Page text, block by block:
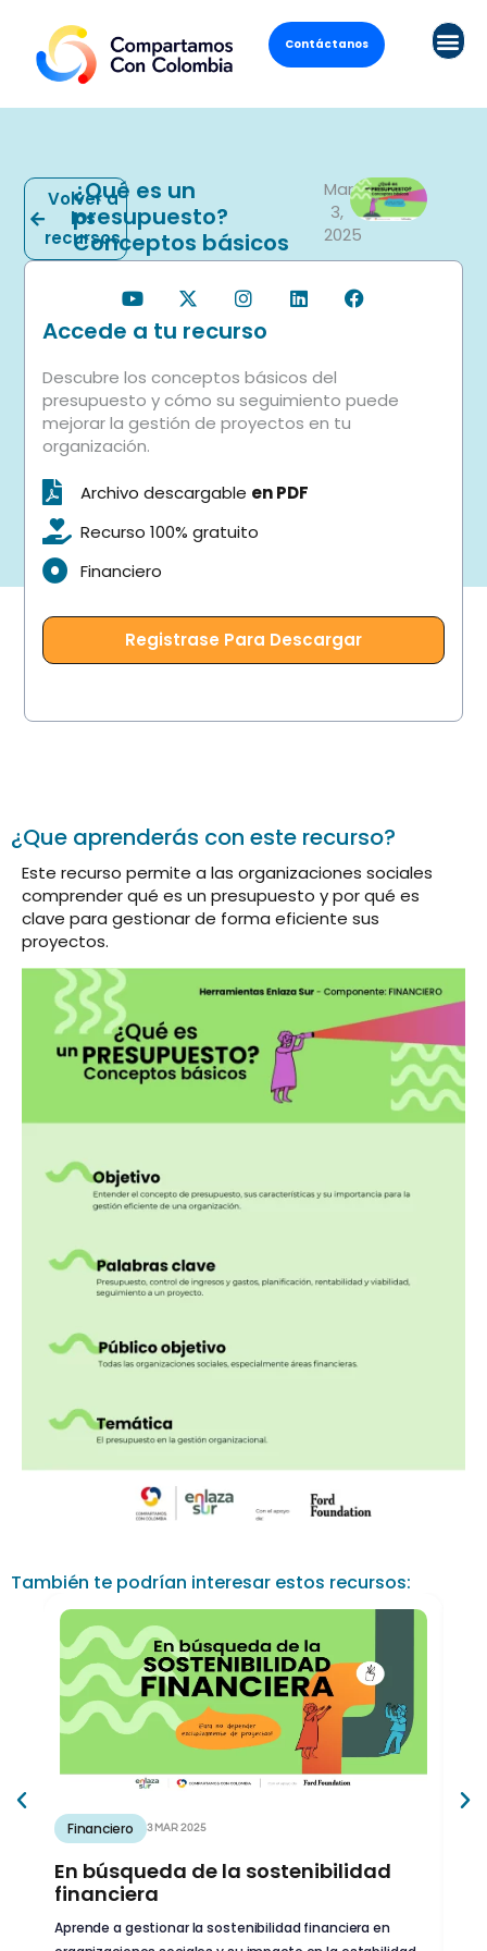
Contáctanos
Volver a
los
recursos
¿Qué es un
presupuesto?
Conceptos básicos
Marzo
3,
2025
Accede a tu recurso
Descubre los conceptos básicos del
presupuesto y cómo su seguimiento puede
mejorar la gestión de proyectos en tu
organización.
Archivo descargable en PDF
Recurso 100% gratuito
Financiero
Registrase Para Descargar
¿Que aprenderás con este recurso?
Este recurso permite a las organizaciones sociales
comprender qué es un presupuesto y por qué es
clave para gestionar de forma eficiente sus
proyectos.
También te podrían interesar estos recursos:
Financiero 3 MAR 2025
En búsqueda de la sostenibilidad
financiera
Aprende a gestionar la sostenibilidad financiera en